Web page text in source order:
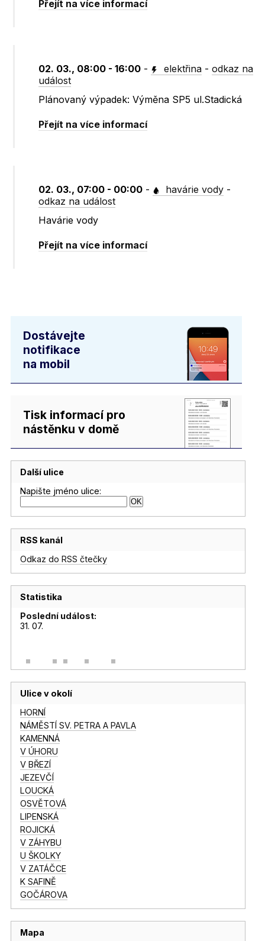
Přejít na více informací
02. 03., 08:00 - 16:00 - elektřina -odkaz na
událost
Plánovaný výpadek: Výměna SP5 ul.Stadická
Přejít na více informací
02. 03., 07:00 - 00:00 - havárie vody -
odkaz na událost
Havárie vody
Přejít na více informací
Dostávejte
notifikace
na mobil
Tisk informací pro
nástěnku v domě
Další ulice
Napište jméno ulice:
RSS kanál
Odkaz do RSS čtečky
Statistika
Poslední událost:
31. 07.
Ulice v okolí
HORNÍ
NÁMĚSTÍ SV. PETRA A PAVLA
KAMENNÁ
V ÚHORU
V BŘEZÍ
JEZEVČÍ
LOUCKÁ
OSVĚTOVÁ
LIPENSKÁ
ROJICKÁ
V ZÁHYBU
U ŠKOLKY
V ZATÁČCE
K SAFINĚ
GOČÁROVA
Mapa